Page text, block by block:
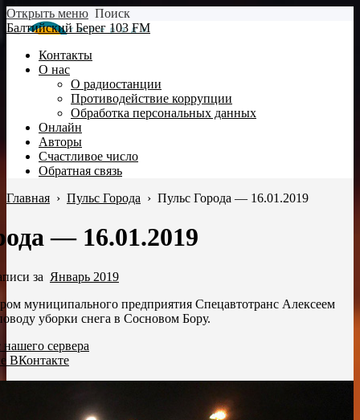
Открыть меню Поиск
Балтийский Берег 103 FM
Контакты
О нас
О радиостанции
Противодействие коррупции
Обработка персональных данных
Онлайн
Авторы
Счастливое число
Обратная связь
Главная › Пульс Города › Пульс Города — 16.01.2019
— 16.01.2019
за Январь 2019
муниципального предприятия Спецавтотранс Алексеем
уборки снега в Сосновом Бору.
сервера
ВКонтакте